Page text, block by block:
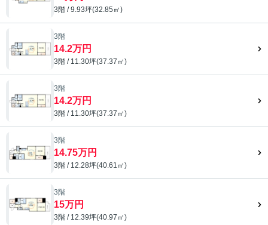
3階 / 9.93坪(32.85㎡)
3階
14.2万円
3階 / 11.30坪(37.37㎡)
3階
14.2万円
3階 / 11.30坪(37.37㎡)
3階
14.75万円
3階 / 12.28坪(40.61㎡)
3階
15万円
3階 / 12.39坪(40.97㎡)